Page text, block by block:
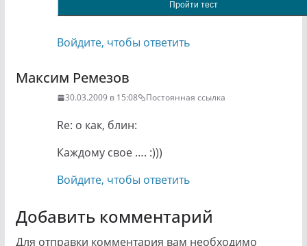
Пройти тест
Войдите, чтобы ответить
Максим Ремезов
30.03.2009 в 15:08 Постоянная ссылка
Re: о как, блин:
Каждому свое …. :)))
Войдите, чтобы ответить
Добавить комментарий
Для отправки комментария вам необходимо